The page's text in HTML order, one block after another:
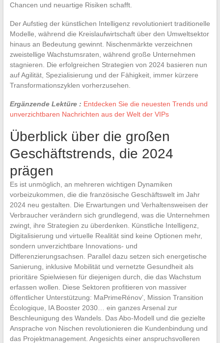
Chancen und neuartige Risiken schafft.
Der Aufstieg der künstlichen Intelligenz revolutioniert traditionelle
Modelle, während die Kreislaufwirtschaft über den Umweltsektor
hinaus an Bedeutung gewinnt. Nischenmärkte verzeichnen
zweistellige Wachstumsraten, während große Unternehmen
stagnieren. Die erfolgreichen Strategien von 2024 basieren nun
auf Agilität, Spezialisierung und der Fähigkeit, immer kürzere
Transformationszyklen vorherzusehen.
Ergänzende Lektüre : Entdecken Sie die neuesten Trends und
unverzichtbaren Nachrichten aus der Welt der VIPs
Überblick über die großen
Geschäftstrends, die 2024
prägen
Es ist unmöglich, an mehreren wichtigen Dynamiken
vorbeizukommen, die die französische Geschäftswelt im Jahr
2024 neu gestalten. Die Erwartungen und Verhaltensweisen der
Verbraucher verändern sich grundlegend, was die Unternehmen
zwingt, ihre Strategien zu überdenken. Künstliche Intelligenz,
Digitalisierung und virtuelle Realität sind keine Optionen mehr,
sondern unverzichtbare Innovations- und
Differenzierungsachsen. Parallel dazu setzen sich energetische
Sanierung, inklusive Mobilität und vernetzte Gesundheit als
prioritäre Spielwiesen für diejenigen durch, die das Wachstum
erfassen wollen. Diese Sektoren profitieren von massiver
öffentlicher Unterstützung: MaPrimeRénov’, Mission Transition
Écologique, IA Booster 2030… ein ganzes Arsenal zur
Beschleunigung des Wandels. Das Abo-Modell und die gezielte
Ansprache von Nischen revolutionieren die Kundenbindung und
das Projektmanagement. Angesichts einer anspruchsvolleren